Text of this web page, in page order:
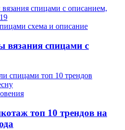
схема и описание
вязания спицами с
топ 10 трендов на